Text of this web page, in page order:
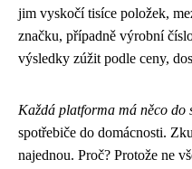
jim vyskočí tisíce položek,
značku, případně výrobní
výsledky zúžit podle ceny,
Každá platforma má něco do
spotřebiče do domácnosti.
najednou. Proč? Protože ne